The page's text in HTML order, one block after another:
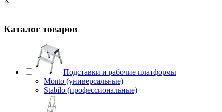
Каталог товаров
Подставки и рабочие платформы
Monto (универсальные)
Stabilo (профессиональные)